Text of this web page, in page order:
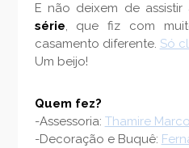
E não deixem de assistir
série, que fiz com
casamento diferente. Só
Um beijo!
Quem fez?
-Assessoria: Thamire
-Decoração e Buquê: